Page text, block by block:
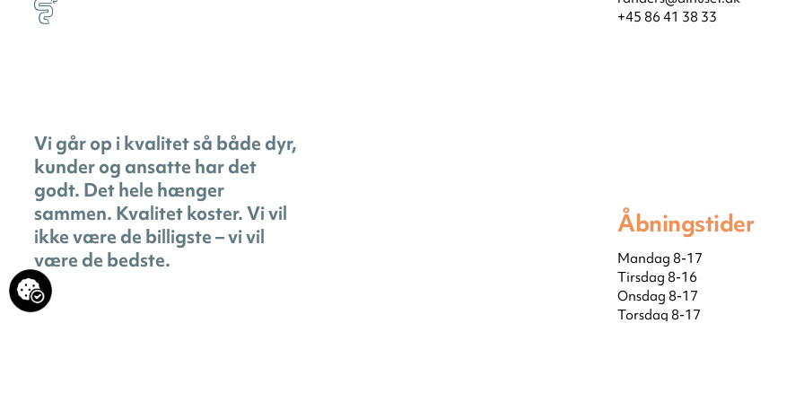
Vi går op i kvalitet så både dyr,
kunder og ansatte har det
godt. Det hele hænger
sammen. Kvalitet koster. Vi vil
ikke være de billigste – vi vil
være de bedste.
+45 86 41 38 33
Åbningstider
Mandag 8-17
Tirsdag 8-16
Onsdag 8-17
Torsdag 8-17